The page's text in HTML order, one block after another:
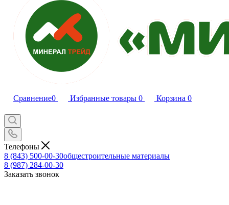
Сравнение0 Избранные товары 0 Корзина 0
Телефоны
8 (843) 500-00-30общестроительные материалы
8 (987) 284-00-30
Заказать звонок